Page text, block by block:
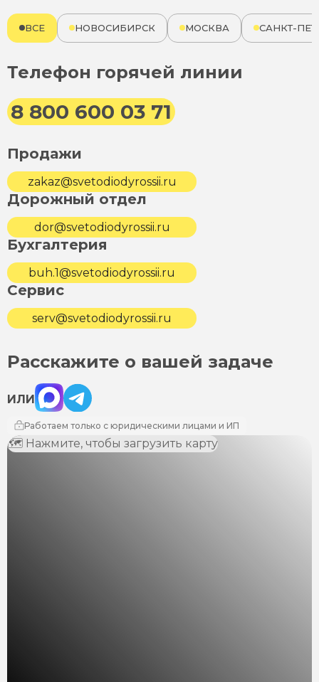
ВСЕ НОВОСИБИРСК МОСКВА САНКТ-
Телефон горячей линии
8 800 600 03 71
Продажи
zakaz@svetodiodyrossii.ru
Дорожный отдел
dor@svetodiodyrossii.ru
Бухгалтерия
buh.1@svetodiodyrossii.ru
Сервис
serv@svetodiodyrossii.ru
Расскажите о вашей задаче
ИЛИ
Max Telegram
Работаем только с юридическими лицами и ИП
🗺 Нажмите, чтобы загрузить карту